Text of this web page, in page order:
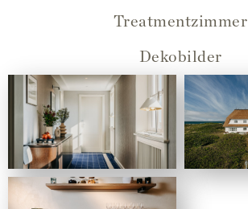
Treatmentzimmer
Dekobilder